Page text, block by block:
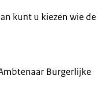
kunt u kiezen wie de
Burgerlijke